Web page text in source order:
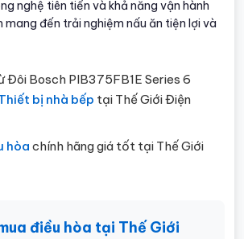
nghệ tiên tiến và khả năng vận hành
mang đến trải nghiệm nấu ăn tiện lợi và
Đôi Bosch PIB375FB1E Series 6
bị nhà bếp tại Thế Giới Điện
hòa chính hãng giá tốt tại Thế Giới
điều hòa tại Thế Giới